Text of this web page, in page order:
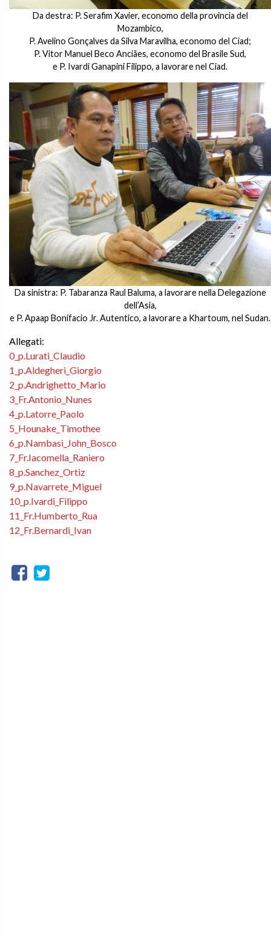
Da destra: P. Serafim Xavier, economo della provincia del
Mozambico,
P. Avelino Gonçalves da Silva Maravilha, economo del Ciad;
P. Vitor Manuel Beco Anciães, economo del Brasile Sud,
e P. Ivardi Ganapini Filippo, a lavorare nel Ciad.
Da sinistra: P. Tabaranza Raul Baluma, a lavorare nella Delegazione
dell’Asia,
e P. Apaap Bonifacio Jr. Autentico, a lavorare a Khartoum, nel Sudan.
Allegati:
0_p.Lurati_Claudio
1_p.Aldegheri_Giorgio
2_p.Andrighetto_Mario
3_Fr.Antonio_Nunes
4_p.Latorre_Paolo
5_Hounake_Timothee
6_p.Nambasi_John_Bosco
7_Fr.Iacomella_Raniero
8_p.Sanchez_Ortiz
9_p.Navarrete_Miguel
10_p.Ivardi_Filippo
11_Fr.Humberto_Rua
12_Fr.Bernardi_Ivan